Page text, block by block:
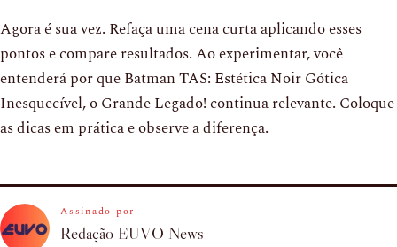
Agora é sua vez. Refaça uma cena curta aplicando esses
pontos e compare resultados. Ao experimentar, você
entenderá por que Batman TAS: Estética Noir Gótica
Inesquecível, o Grande Legado! continua relevante. Coloque
as dicas em prática e observe a diferença.
Assinado por
Redação EUVO News